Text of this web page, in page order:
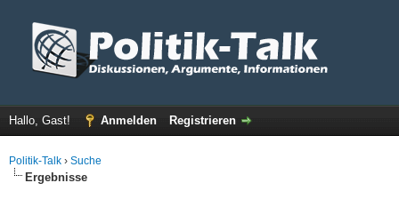
Hallo, Gast! Anmelden Registrieren
Politik-Talk › Suche
Ergebnisse